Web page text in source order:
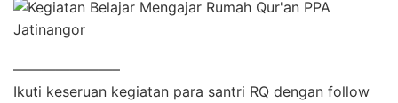
———————–
Ikuti keseruan kegiatan para santri RQ dengan follow